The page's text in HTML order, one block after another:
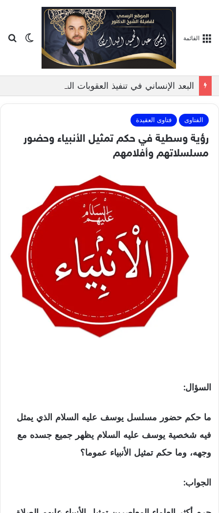
الوضع القائمة
الفتاوى فتاوى العقيدة
رؤية وسطية في حكم تمثيل الأنبياء وحضور
مسلسلاتهم وأفلامهم
السؤال:
ما حكم حضور مسلسل يوسف عليه السلام الذي يمثل
فيه شخصية يوسف عليه السلام يظهر جميع جسده مع
وجهه، وما حكم تمثيل الأنبياء عموما؟
الجواب: